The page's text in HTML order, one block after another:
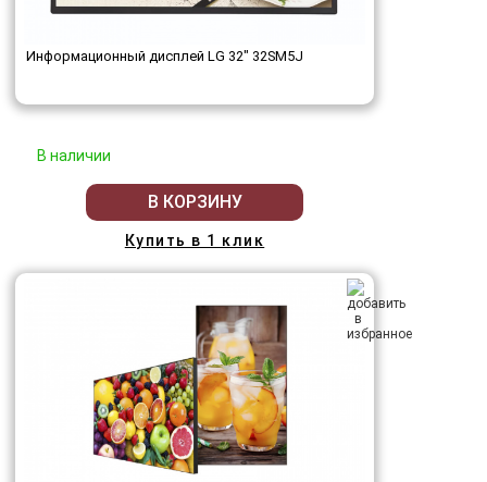
Информационный дисплей LG 32" 32SM5J
В наличии
В КОРЗИНУ
Купить в 1 клик